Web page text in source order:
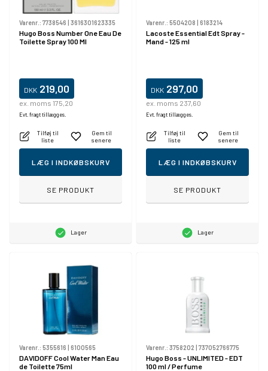
Varenr.: 7738546 3616301623335
Hugo Boss Number One Eau De
Toilette Spray 100 Ml
DKK 219,00
ex. moms 175,20
Evt. fragt tillægges.
Tilføj til
liste
Gem til
senere
LÆG I INDKØBSKURV
SE PRODUKT
Lager
Varenr.: 5504208 6183214
Lacoste Essential Edt Spray -
Mand - 125 ml
DKK 297,00
ex. moms 237,60
Evt. fragt tillægges.
Tilføj til
liste
Gem til
senere
LÆG I INDKØBSKURV
SE PRODUKT
Lager
Varenr.: 5355616 | 6100565
DAVIDOFF Cool Water Man Eau
de Toilette 75ml
Varenr.: 3758202 | 737052766775
Hugo Boss - UNLIMITED - EDT
100 ml / Perfume